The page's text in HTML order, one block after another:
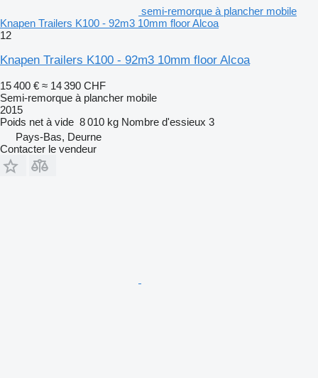
semi-remorque à plancher mobile
Knapen Trailers K100 - 92m3 10mm floor Alcoa
12
Knapen Trailers K100 - 92m3 10mm floor Alcoa
15 400 € ≈ 14 390 CHF
Semi-remorque à plancher mobile
2015
Poids net à vide 8 010 kg Nombre d'essieux 3
Pays-Bas, Deurne
Contacter le vendeur